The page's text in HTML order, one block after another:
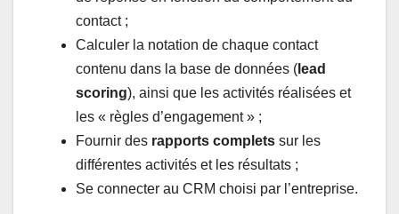
contact ;
Calculer la notation de chaque contact
contenu dans la base de données ( lead
scoring), ainsi que les activités réalisées et
les « règles d’engagement » ;
Fournir des rapports complets sur les
différentes activités et les résultats ;
Se connecter au CRM choisi par l’entreprise.